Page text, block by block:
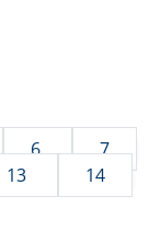
6
7
13 14